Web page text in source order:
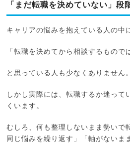
「まだ転職を決めていない」段
キャリアの悩みを抱えている人の中
「転職を決めてから相談するもので
と思っている人も少なくありません。
しかし実際には、転職するか迷って
くいます。
むしろ、何も整理しないまま勢いで
同じ悩みを繰り返す」「軸がないま